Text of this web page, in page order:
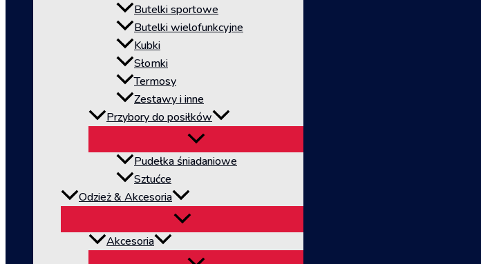
Butelki sportowe
Butelki wielofunkcyjne
Kubki
Słomki
Termosy
Zestawy i inne
Przybory do posiłków
Pudełka śniadaniowe
Sztućce
Odzież & Akcesoria
Akcesoria